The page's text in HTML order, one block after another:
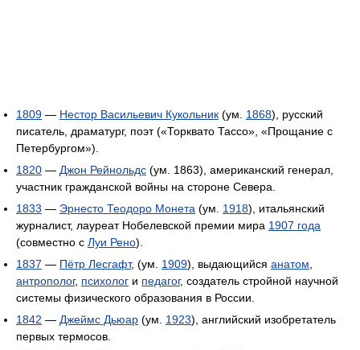
1809 — Нестор Васильевич Кукольник (ум. 1868), русский
писатель, драматург, поэт («Торквато Тассо», «Прощание с
Петербургом»).
1820 — Джон Рейнольдс (ум. 1863), американский генерал,
участник гражданской войны на стороне Севера.
1833 — Эрнесто Теодоро Монета (ум. 1918), итальянский
журналист, лауреат Нобелевской премии мира 1907 года
(совместно с Луи Рено).
1837 — Пётр Лесгафт, (ум. 1909), выдающийся анатом
антрополог, психолог и педагог, создатель стройной научной
системы физического образования в России.
1842 — Джеймс Дьюар (ум. 1923), английский изобретатель
первых термосов.